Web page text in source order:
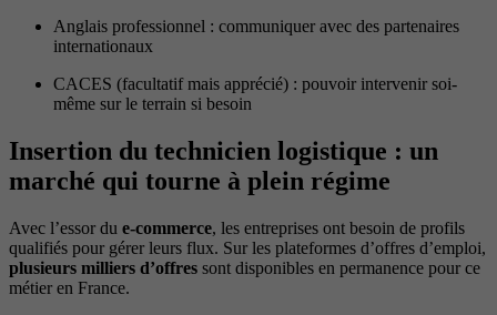
Anglais professionnel : communiquer avec des partenaires
internationaux
CACES (facultatif mais apprécié) : pouvoir intervenir soi-
même sur le terrain si besoin
Insertion du technicien logistique : un
marché qui tourne à plein régime
Avec l’essor du e-commerce, les entreprises ont besoin de profils
qualifiés pour gérer leurs flux. Sur les plateformes d’offres d’emploi,
plusieurs milliers d’offres sont disponibles en permanence pour ce
métier en France.